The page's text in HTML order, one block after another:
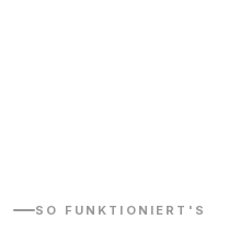
SO FUNKTIONIERT'S